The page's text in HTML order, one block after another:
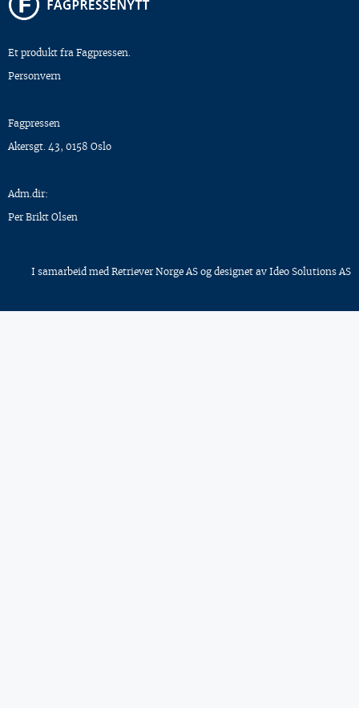
Et produkt fra Fagpressen.
Personvern
Fagpressen
Akersgt. 43, 0158 Oslo
Adm.dir:
Per Brikt Olsen
I samarbeid med Retriever Norge AS og designet av Ideo Solutions AS